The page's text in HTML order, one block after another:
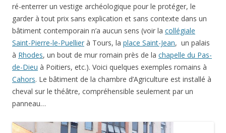
ré-enterrer un vestige archéologique pour le protéger, le
garder à tout prix sans explication et sans contexte dans un
bâtiment contemporain n’a aucun sens (voir la collégiale
Saint-Pierre-le-Puellier à Tours, la place Saint-Jean, un palais
à Rhodes, un bout de mur romain près de la chapelle du Pas-
de-Dieu à Poitiers, etc.). Voici quelques exemples romains à
Cahors. Le bâtiment de la chambre d’Agriculture est installé à
cheval sur le théâtre, compréhensible seulement par un
panneau…